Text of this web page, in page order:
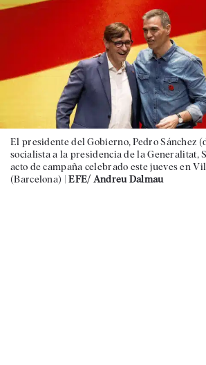
El presidente del Gobierno, Pedro Sánchez
socialista a la presidencia de la Generalitat,
acto de campaña celebrado este jueves en
(Barcelona) |EFE/ Andreu Dalmau